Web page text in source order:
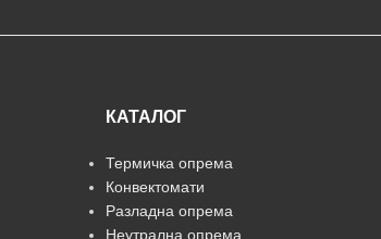
КАТАЛОГ
Термичка опрема
Конвектомати
Разладна опрема
Неутрална опрема